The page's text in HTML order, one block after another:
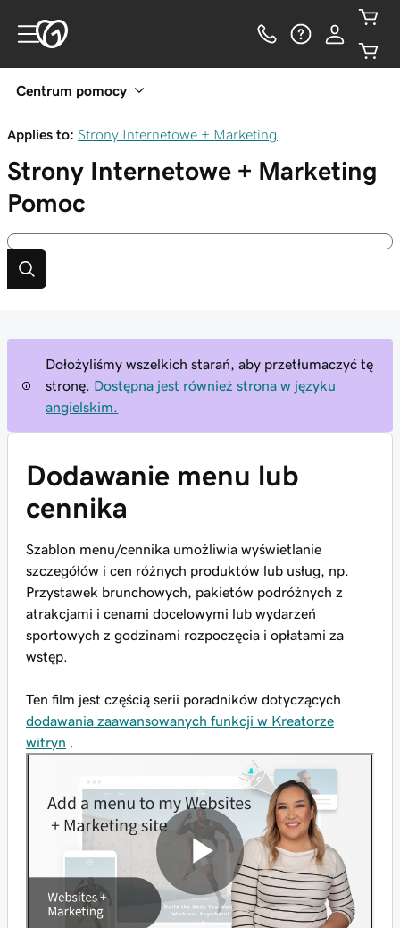
Centrum pomocy
Applies to: Strony Internetowe + Marketing
Strony Internetowe + Marketing
Pomoc
Dołożyliśmy wszelkich starań, aby przetłumaczyć tę
stronę.
Dostępna jest również strona w języku
angielskim.
Dodawanie menu lub
cennika
Szablon menu/cennika umożliwia wyświetlanie
szczegółów i cen różnych produktów lub usług, np.
Przystawek brunchowych, pakietów podróżnych z
atrakcjami i cenami docelowymi lub wydarzeń
sportowych z godzinami rozpoczęcia i opłatami za
wstęp.
Ten film jest częścią serii poradników dotyczących
dodawania zaawansowanych funkcji w Kreatorze
witryn